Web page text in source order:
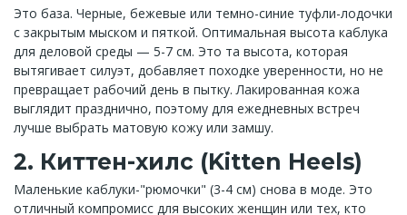
Это база. Черные, бежевые или темно-синие туфли-лодочки
с закрытым мыском и пяткой. Оптимальная высота каблука
для деловой среды — 5-7 см. Это та высота, которая
вытягивает силуэт, добавляет походке уверенности, но не
превращает рабочий день в пытку. Лакированная кожа
выглядит празднично, поэтому для ежедневных встреч
лучше выбрать матовую кожу или замшу.
2. Киттен-хилс (Kitten Heels)
Маленькие каблуки-"рюмочки" (3-4 см) снова в моде. Это
отличный компромисс для высоких женщин или тех, кто